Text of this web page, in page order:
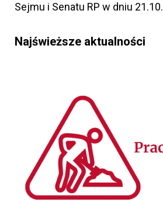
Sejmu i Senatu RP w dniu
Najświeższe aktualności